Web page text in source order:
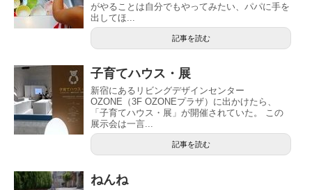
がやることは自分でもやってみたい、パパに手を
出してほ...
記事を読む
子育てハウス・展
新宿にあるリビングデザインセンター
OZONE（3F OZONEプラザ）に出かけたら、
「子育てハウス・展」が開催されていた。 この
展示会は一言...
記事を読む
ねんね